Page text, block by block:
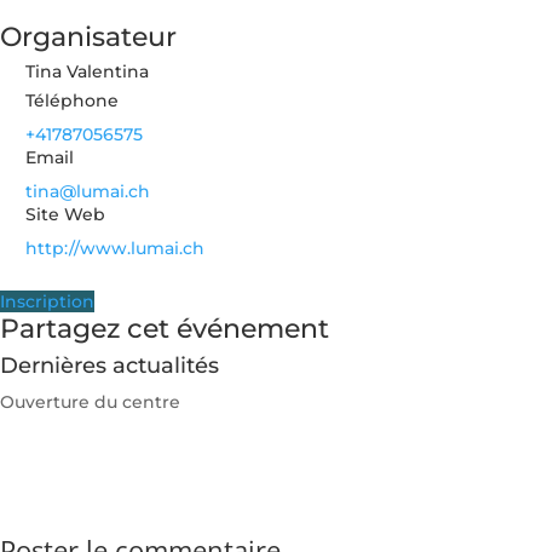
Organisateur
Tina Valentina
Téléphone
+41787056575
Email
tina@lumai.ch
Site Web
http://www.lumai.ch
Inscription
Partagez cet événement
Dernières actualités
Ouverture du centre